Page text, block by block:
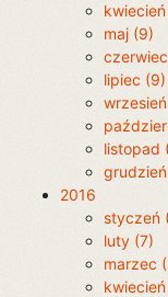
maj (9)
lipiec (9)
listopad
2016
styczeń
luty (7)
marzec